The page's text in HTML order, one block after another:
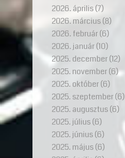
2026. április(7)
2026. március(8)
2026. február(6)
2026. január(10)
2025. december(12)
2025. november(6)
2025. október(6)
2025. szeptember(6)
2025. augusztus(6)
2025. július(6)
2025. június(6)
2025. május(6)